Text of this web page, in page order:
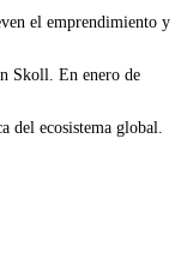
el emprendimiento y
Skoll. En enero de
del ecosistema global.